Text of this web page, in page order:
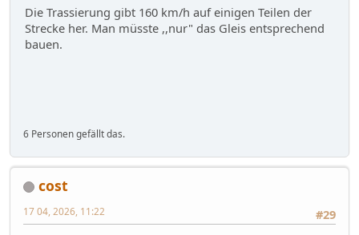
Die Trassierung gibt 160 km/h auf einigen Teilen der
Strecke her. Man müsste ,,nur" das Gleis entsprechend
bauen.
6 Personen gefällt das.
cost
#29
17 04, 2026, 11:22